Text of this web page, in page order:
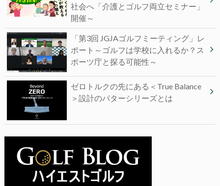
社会へ「介護とゴルフ両立セミナー」
開催～
「第3回 JGJAゴルフミーティング」レ
ポート～ゴルフは学校に入れるか？ス
ポーツ庁と探る可能性～
ゼロトルクの先にある＜True Balance
＞設計のパターシリーズとは